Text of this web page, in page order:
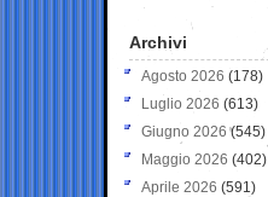
Archivi
Agosto 2026 (178)
Luglio 2026 (613)
Giugno 2026 (545)
Maggio 2026 (402)
Aprile 2026 (591)